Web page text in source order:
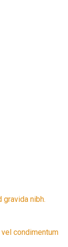
nibh.
condimentum